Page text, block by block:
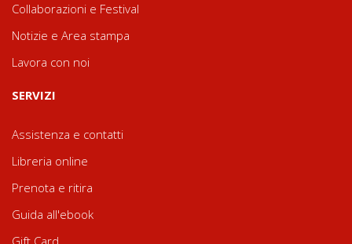
Collaborazioni e Festival
Notizie e Area stampa
Lavora con noi
SERVIZI
Assistenza e contatti
Libreria online
Prenota e ritira
Guida all'ebook